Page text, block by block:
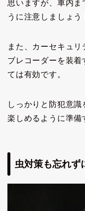
思いますが、車内ま
うに注意しましょう
また、カーセキュ
ブレコーダーを装着
ては有効です。
しっかりと防犯意
楽しめるように準備
虫対策も忘れず